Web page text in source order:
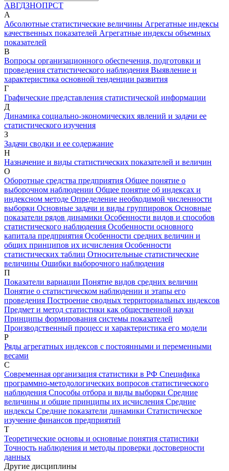
АВГДЗНОПРСТ
А
Абсолютные статистические величины Агрегатные индексы
качественных показателей Агрегатные индексы объемных
показателей
В
Вопросы организационного обеспечения, подготовки и
проведения статистического наблюдения Выявление и
характеристика основной тенденции развития
Г
Графические представления статистической информации
Д
Динамика социально-экономических явлений и задачи ее
статистического изучения
З
Задачи сводки и ее содержание
Н
Назначение и виды статистических показателей и величин
О
Оборотные средства предприятия Общее понятие о
выборочном наблюдении Общее понятие об индексах и
индексном методе Определение необходимой численности
выборки Основные задачи и виды группировок Основные
показатели рядов динамики Особенности видов и способов
статистического наблюдения Особенности основного
капитала предприятия Особенности средних величин и
общих принципов их исчисления Особенности
статистических таблиц Относительные статистические
величины Ошибки выборочного наблюдения
П
Показатели вариации Понятие видов средних величин
Понятие о статистическом наблюдении и этапы его
проведения Построение сводных территориальных индексов
Предмет и метод статистики как общественной науки
Принципы формирования системы показателей
Производственный процесс и характеристика его модели
Р
Ряды агрегатных индексов с постоянными и переменными
весами
С
Современная организация статистики в РФ Специфика
программно-методологических вопросов статистического
наблюдения Способы отбора и виды выборки Средние
величины и общие принципы их исчисления Средние
индексы Средние показатели динамики Статистическое
изучение финансов предприятий
Т
Теоретические основы и основные понятия статистики
Точность наблюдения и методы проверки достоверности
данных
Другие дисциплины